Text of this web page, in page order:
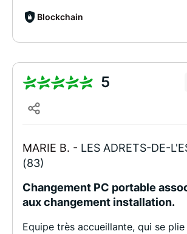
Blockchain
5
MARIE B. - LES ADRETS-DE-
(83)
Changement PC portable
aux changement installation.
Equipe très accueillante, qui se